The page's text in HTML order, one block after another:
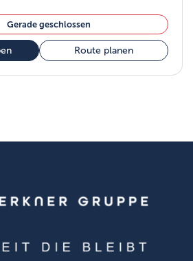
Gerade geschlossen
Route planen